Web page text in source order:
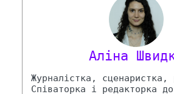
Аліна
Журналістка, сценаристка,
Співаторка і редакторка